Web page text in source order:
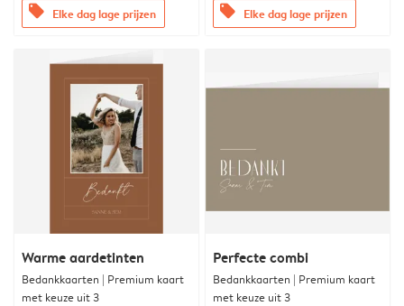
offers Elke dag lage prijzen offers Elke dag lage prijzen
Warme aardetinten
Bedankkaarten | Premium kaart
met keuze uit 3
Perfecte combi
Bedankkaarten | Premium kaart
met keuze uit 3